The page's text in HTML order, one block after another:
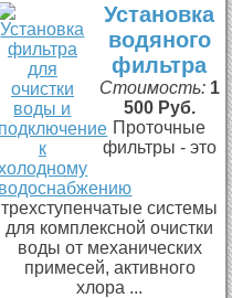
Установка
водяного
фильтра
Стоимость: 1
500 Руб.
Проточные
фильтры - это
трехступенчатые системы
для комплексной очистки
воды от механических
примесей, активного
хлора ...